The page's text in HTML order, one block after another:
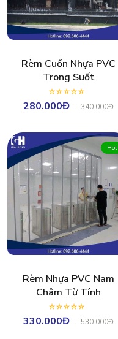
Rèm Cuốn Nhựa PVC
Trong Suốt
280.000Đ -340.000Đ
Hot
Rèm Nhựa PVC Nam
Châm Từ Tính
330.000Đ -530.000Đ